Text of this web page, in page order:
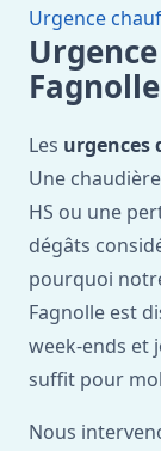
Urgence
Fagnolle
Les urgences
Une
HS ou une
dégâts
pourquoi
Fagnolle est
week-ends et
suffit pour
Nous